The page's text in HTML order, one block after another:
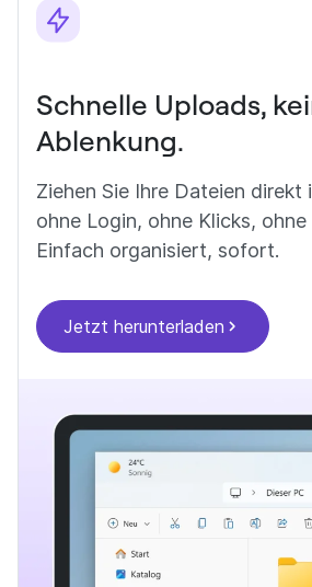
Schnelle Uploads,
Ablenkung.
Ziehen Sie Ihre Dateien direkt
ohne Login, ohne Klicks, ohne
Einfach organisiert, sofort.
Jetzt herunterladen